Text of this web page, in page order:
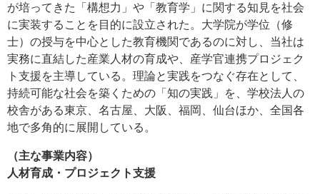
が培ってきた「構想力」や「教育学」に関する知見を社会
に実装することを目的に設立された。大学院が学位（修
士）の授与を中心とした教育機関であるのに対し、当社は
実務に直結した産業人材の育成や、産学官連携プロジェク
ト支援を主導している。理論と実践をつなぐ存在として、
持続可能な社会を築くための「知の実践」を、学校法人の
校舎がある東京、名古屋、大阪、福岡、仙台ほか、全国各
地で多角的に展開している。
（主な事業内容）
人材育成・プロジェクト支援